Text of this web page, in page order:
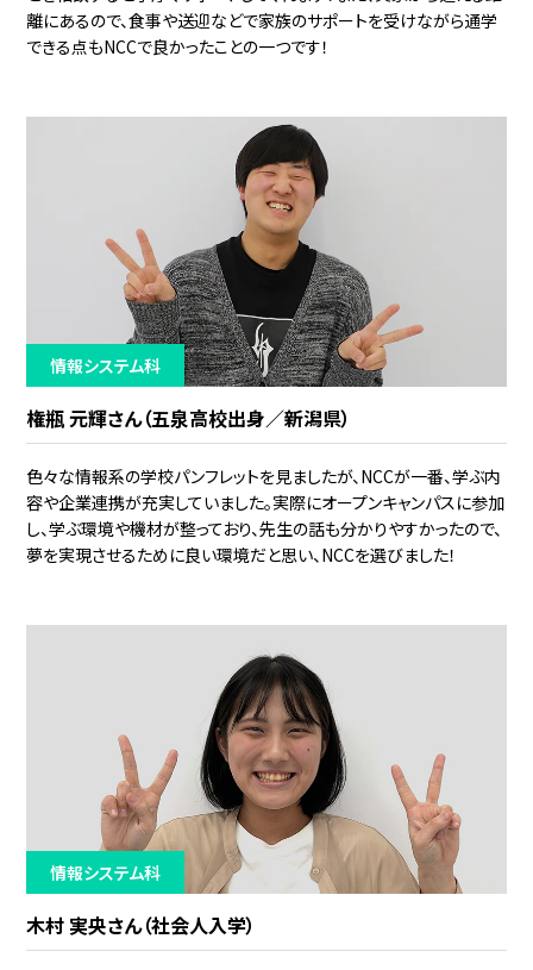
離にあるので、食事や送迎などで家族のサポートを受けながら通学
できる点もNCCで良かったことの一つです！
情報システム科
権瓶 元輝さん（五泉高校出身／新潟県）
色々な情報系の学校パンフレットを見ましたが、NCCが一番、学ぶ内
容や企業連携が充実していました。実際にオープンキャンパスに参加
し、学ぶ環境や機材が整っており、先生の話も分かりやすかったので、
夢を実現させるために良い環境だと思い、NCCを選びました！
情報システム科
木村 実央さん（社会人入学）